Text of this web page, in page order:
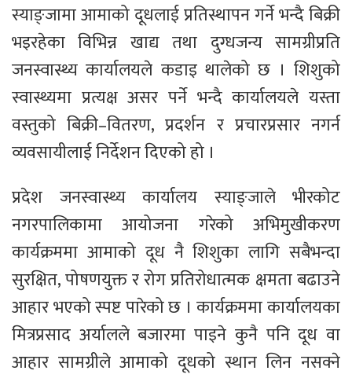
स्याङ्जामा आमाको दूधलाई प्रतिस्थापन गर्ने भन्दै बिक्री
भइरहेका विभिन्न खाद्य तथा दुग्धजन्य सामग्रीप्रति
जनस्वास्थ्य कार्यालयले कडाइ थालेको छ । शिशुको
स्वास्थ्यमा प्रत्यक्ष असर पर्ने भन्दै कार्यालयले यस्ता
वस्तुको बिक्री–वितरण, प्रदर्शन र प्रचारप्रसार नगर्न
व्यवसायीलाई निर्देशन दिएको हो ।
प्रदेश जनस्वास्थ्य कार्यालय स्याङ्जाले भीरकोट
नगरपालिकामा आयोजना गरेको अभिमुखीकरण
कार्यक्रममा आमाको दूध नै शिशुका लागि सबैभन्दा
सुरक्षित, पोषणयुक्त र रोग प्रतिरोधात्मक क्षमता बढाउने
आहार भएको स्पष्ट पारेको छ । कार्यक्रममा कार्यालयका
मित्रप्रसाद अर्यालले बजारमा पाइने कुनै पनि दूध वा
आहार सामग्रीले आमाको दूधको स्थान लिन नसक्ने